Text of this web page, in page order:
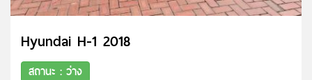
Hyundai H-1 2018
สถานะ : ว่าง